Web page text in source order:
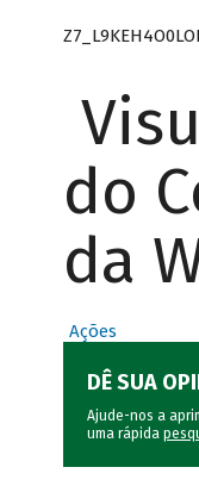
do
da
Ações
DÊ SUA
Ajude-nos a
uma rápida